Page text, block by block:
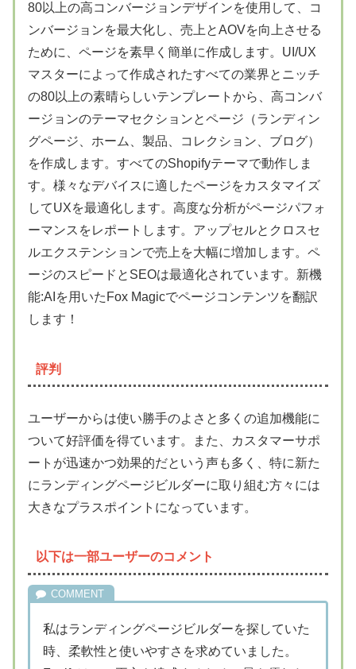
80以上の高コンバージョンデザインを使用して、コ
ンバージョンを最大化し、売上とAOVを向上させる
ために、ページを素早く簡単に作成します。UI/UX
マスターによって作成されたすべての業界とニッチ
の80以上の素晴らしいテンプレートから、高コンバ
ージョンのテーマセクションとページ（ランディン
グページ、ホーム、製品、コレクション、ブログ）
を作成します。すべてのShopifyテーマで動作しま
す。様々なデバイスに適したページをカスタマイズ
してUXを最適化します。高度な分析がページパフォ
ーマンスをレポートします。アップセルとクロスセ
ルエクステンションで売上を大幅に増加します。ペ
ージのスピードとSEOは最適化されています。新機
能:AIを用いたFox Magicでページコンテンツを翻訳
します！
評判
ユーザーからは使い勝手のよさと多くの追加機能に
ついて好評価を得ています。また、カスタマーサポ
ートが迅速かつ効果的だという声も多く、特に新た
にランディングページビルダーに取り組む方々には
大きなプラスポイントになっています。
以下は一部ユーザーのコメント
私はランディングページビルダーを探していた
時、柔軟性と使いやすさを求めていました。